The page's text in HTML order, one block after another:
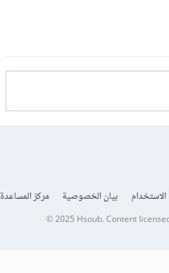
بيان الخصوصية مركز المساعدة
© 2025 Hsoub.Content